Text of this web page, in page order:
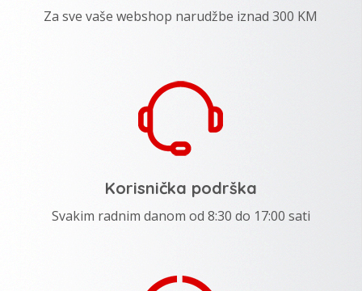
Za sve vaše webshop narudžbe iznad 300 KM
Korisnička podrška
Svakim radnim danom od 8:30 do 17:00 sati